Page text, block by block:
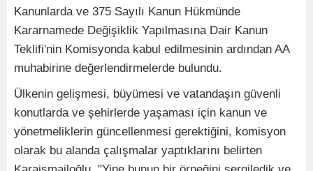
Kanunlarda ve 375 Sayılı Kanun Hükmünde
Kararnamede Değişiklik Yapılmasına Dair Kanun
Teklifi'nin Komisyonda kabul edilmesinin ardından AA
muhabirine değerlendirmelerde bulundu.
Ülkenin gelişmesi, büyümesi ve vatandaşın güvenli
konutlarda ve şehirlerde yaşaması için kanun ve
yönetmeliklerin güncellenmesi gerektiğini, komisyon
olarak bu alanda çalışmalar yaptıklarını belirten